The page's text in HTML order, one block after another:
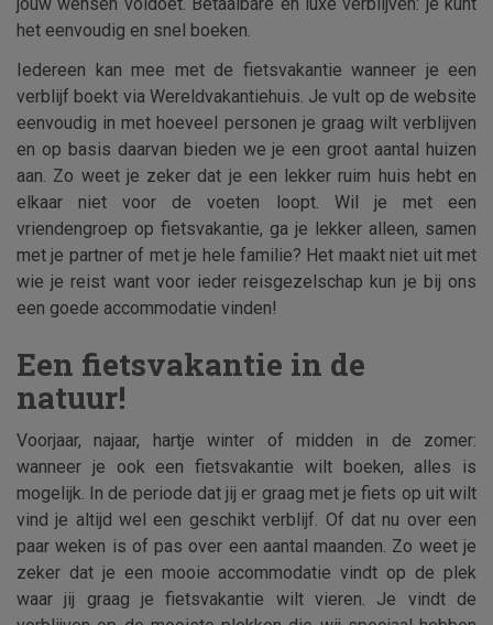
het eenvoudig en snel boeken.
Iedereen kan mee met de fietsvakantie wanneer je een
verblijf boekt via Wereldvakantiehuis. Je vult op de website
eenvoudig in met hoeveel personen je graag wilt verblijven
en op basis daarvan bieden we je een groot aantal huizen
aan. Zo weet je zeker dat je een lekker ruim huis hebt en
elkaar niet voor de voeten loopt. Wil je met een
vriendengroep op fietsvakantie, ga je lekker alleen, samen
met je partner of met je hele familie? Het maakt niet uit met
wie je reist want voor ieder reisgezelschap kun je bij ons
een goede accommodatie vinden!
Een fietsvakantie in de
natuur!
Voorjaar, najaar, hartje winter of midden in de zomer:
wanneer je ook een fietsvakantie wilt boeken, alles is
mogelijk. In de periode dat jij er graag met je fiets op uit wilt
vind je altijd wel een geschikt verblijf. Of dat nu over een
paar weken is of pas over een aantal maanden. Zo weet je
zeker dat je een mooie accommodatie vindt op de plek
waar jij graag je fietsvakantie wilt vieren. Je vindt de